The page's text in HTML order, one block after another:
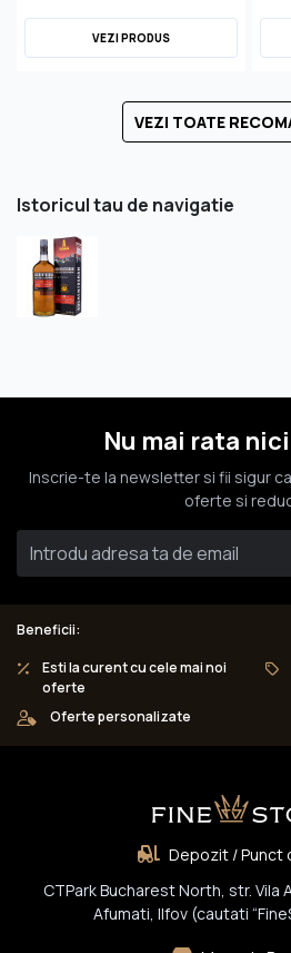
VEZI PRODUS
VEZI TOATE
Istoricul tau de navigatie
Nu mai rata
Inscrie-te la newsletter si fii sigur
oferte si
Beneficii:
Esti la curent cu cele mai noi
oferte
Oferte personalizate
Depozit / Punct
CTPark Bucharest North, str. Vila
Afumati, Ilfov (cautati